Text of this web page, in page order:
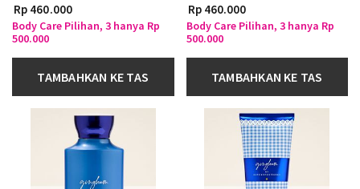
Rp 460.000
Body Care Pilihan, 3 hanya Rp
500.000
TAMBAHKAN KE TAS
Rp 460.000
Body Care Pilihan, 3 hanya Rp
500.000
TAMBAHKAN KE TAS